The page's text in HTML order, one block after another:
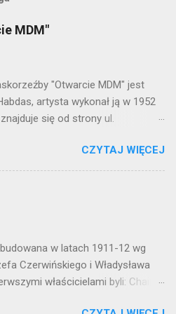
MDM"
"Otwarcie MDM" jest
artysta wykonał ją w 1952
się od strony ul.
flagowej inwestycji
lat 50. Lokalizacja: Śródmieście
CZYTAJ WIĘCEJ
w latach 1911-12 wg
Czerwińskiego i Władysława
właścicielami byli: Chaim